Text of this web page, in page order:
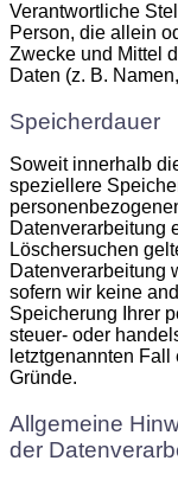
Verantwortliche
Person, die allein
Zwecke und Mittel
Daten (z. B.
Speicherdauer
Soweit innerhalb
speziellere
Datenverarbeitung
Löschersuchen
Datenverarbeitung
sofern wir keine
Speicherung Ihrer
steuer- oder
letztgenannten
Gründe.
Allgemeine
der